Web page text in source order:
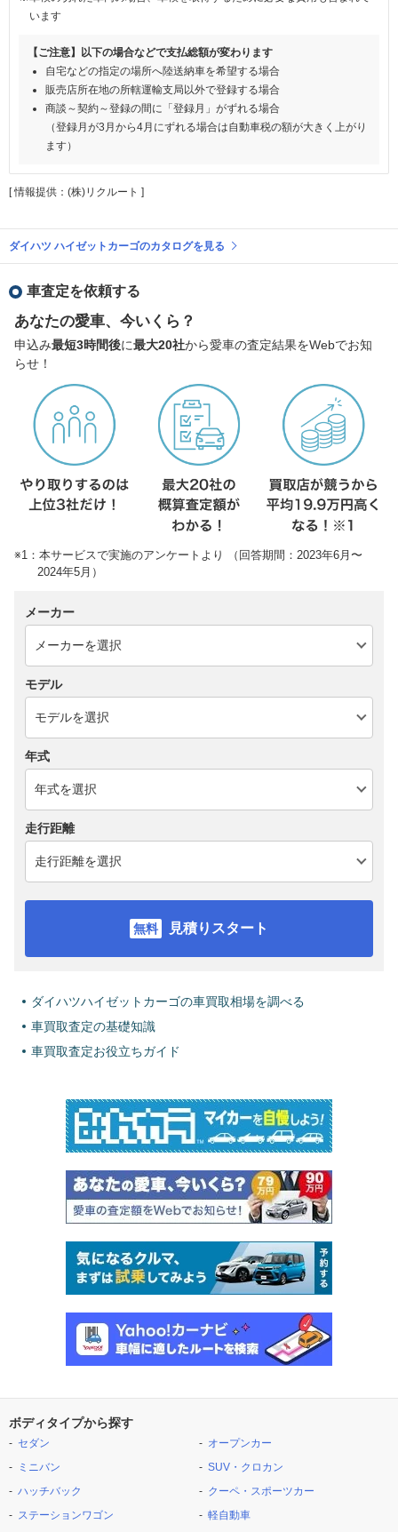
います
【ご注意】以下の場合などで支払総額が変わります
自宅などの指定の場所へ陸送納車を希望する場合
販売店所在地の所轄運輸支局以外で登録する場合
商談～契約～登録の間に「登録月」がずれる場合
（登録月が3月から4月にずれる場合は自動車税の額が大きく上がり
ます）
[ 情報提供：(株)リクルート ]
ダイハツ ハイゼットカーゴのカタログを見る
車査定を依頼する
あなたの愛車、今いくら？
申込み最短3時間後に最大20社から愛車の査定結果をWebでお知
らせ！
※1：本サービスで実施のアンケートより （回答期間：2023年6月〜
2024年5月）
メーカー
モデル
年式
走行距離
見積りスタート
ダイハツハイゼットカーゴの車買取相場を調べる
車買取査定の基礎知識
車買取査定お役立ちガイド
ボディタイプから探す
セダン
ミニバン
ハッチバック
ステーションワゴン
オープンカー
SUV・クロカン
クーペ・スポーツカー
軽自動車